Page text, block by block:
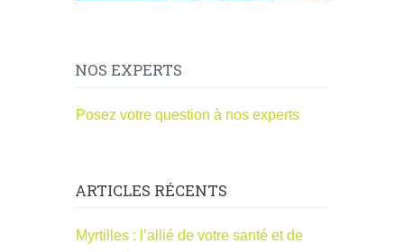
NOS EXPERTS
Posez votre question à nos experts
ARTICLES RÉCENTS
Myrtilles : l’allié de votre santé et de